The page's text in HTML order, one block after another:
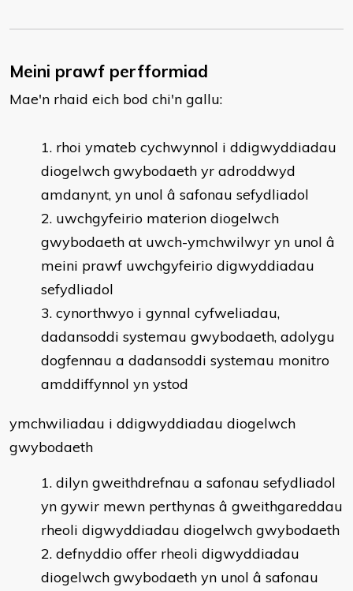
Meini prawf perfformiad
Mae'n rhaid eich bod chi'n gallu:
rhoi ymateb cychwynnol i ddigwyddiadau
diogelwch gwybodaeth yr adroddwyd
amdanynt, yn unol â safonau sefydliadol
uwchgyfeirio materion diogelwch
gwybodaeth at uwch-ymchwilwyr yn unol â
meini prawf uwchgyfeirio digwyddiadau
sefydliadol
cynorthwyo i gynnal cyfweliadau,
dadansoddi systemau gwybodaeth, adolygu
dogfennau a dadansoddi systemau monitro
amddiffynnol yn ystod
ymchwiliadau i ddigwyddiadau diogelwch
gwybodaeth
dilyn gweithdrefnau a safonau sefydliadol
yn gywir mewn perthynas â gweithgareddau
rheoli digwyddiadau diogelwch gwybodaeth
defnyddio offer rheoli digwyddiadau
diogelwch gwybodaeth yn unol â safonau